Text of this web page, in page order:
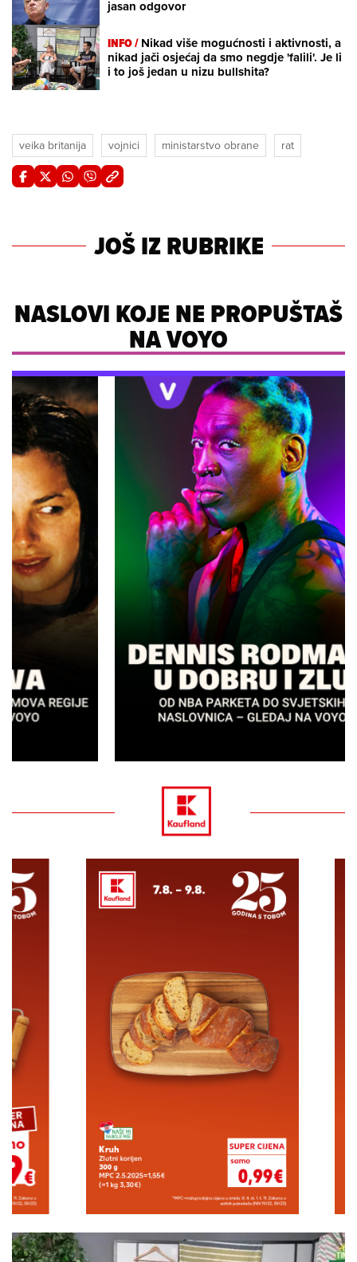
jasan odgovor
INFO /Nikad više mogućnosti i aktivnosti, a
nikad jači osjećaj da smo negdje 'falili'. Je li
i to još jedan u nizu bullshita?
veika britanija vojnici ministarstvo obrane rat
JOŠ IZ RUBRIKE
NASLOVI KOJE NE PROPUŠTAŠ
NA VOYO